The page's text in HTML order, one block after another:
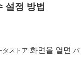
설정 방법
ストア 화면을 열면 パ